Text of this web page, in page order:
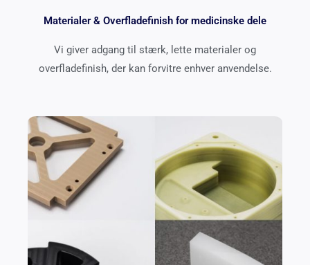
Materialer & Overfladefinish for medicinske dele
Vi giver adgang til stærk, lette materialer og
overfladefinish, der kan forvitre enhver anvendelse.